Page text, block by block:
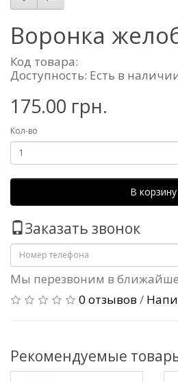
Воронка
Код товара:
Доступность: Есть в
175.00 грн.
Кол-во
В корзину
Заказать звонок
Мы перезвоним в
0 отзывов /
Рекомендуемые